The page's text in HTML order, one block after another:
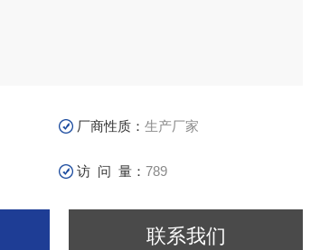
厂商性质：生产厂家
访 问 量：789
联系我们